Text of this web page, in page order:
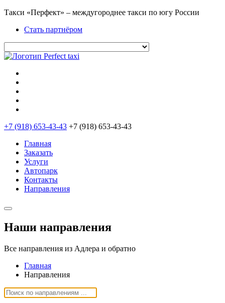
Такси «Перфект» – междугороднее такси по югу России
Стать партнёром
+7 (918) 653-43-43 +7 (918) 653-43-43
Главная
Заказать
Услуги
Автопарк
Контакты
Направления
Наши направления
Все направления из Адлера и обратно
Главная
Направления